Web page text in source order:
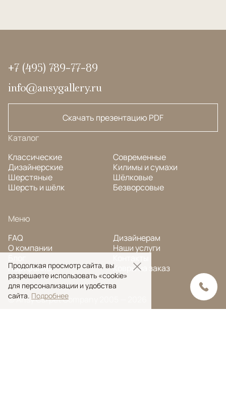
+7 (495) 789-77-89
info@ansygallery.ru
Скачать презентацию PDF
Каталог
Классические
Дизайнерские
Шерстяные
Шерсть и шёлк
Современные
Килимы и сумахи
Шёлковые
Безворсовые
Меню
FAQ
О компании
Портфолио
Дизайнерам
Наши услуги
Ковры на заказ
© Ansy Carpet Company 2005 — 2026
Продолжая просмотр сайта, вы
разрешаете использовать «cookie»
для персонализации и удобства
сайта. Подробнее